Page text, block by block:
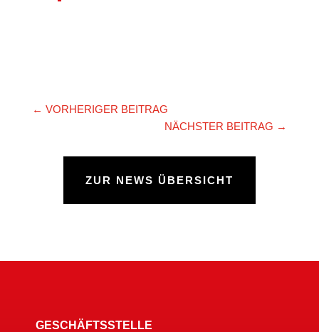
← VORHERIGER BEITRAG
NÄCHSTER BEITRAG →
ZUR NEWS ÜBERSICHT
GESCHÄFTSSTELLE